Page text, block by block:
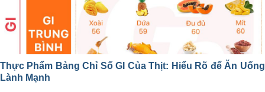
Thực Phẩm Bảng Chỉ Số GI Của Thịt: Hiểu Rõ để Ăn Uống
Lành Mạnh